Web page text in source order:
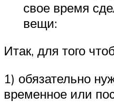
свое время
вещи:
Итак, для того
1) обязательно
временное или